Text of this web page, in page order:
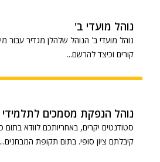
נוהל מועדי ב'
נוהל מועדי ב' הנוהל שלהלן מגדיר עבור
קורים וכיצד להרשם...
נוהל הנפקת מסמכים
סטודנטים יקרים, באחריותכם לוודא
קיבלתם ציון סופי. בתום תקופת המבחנים...